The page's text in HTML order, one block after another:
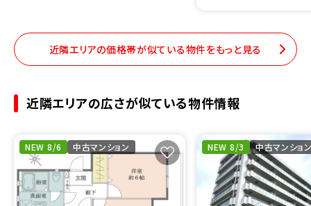
近隣エリアの価格帯が似ている物件をもっと見る
近隣エリアの広さが似ている物件情報
NEW 8/6 中古マンション NEW 8/3 中古マンショ